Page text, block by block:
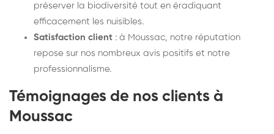
préserver la biodiversité tout en éradiquant
efficacement les nuisibles.
Satisfaction client : à Moussac, notre réputation
repose sur nos nombreux avis positifs et notre
professionnalisme.
Témoignages de nos clients à
Moussac